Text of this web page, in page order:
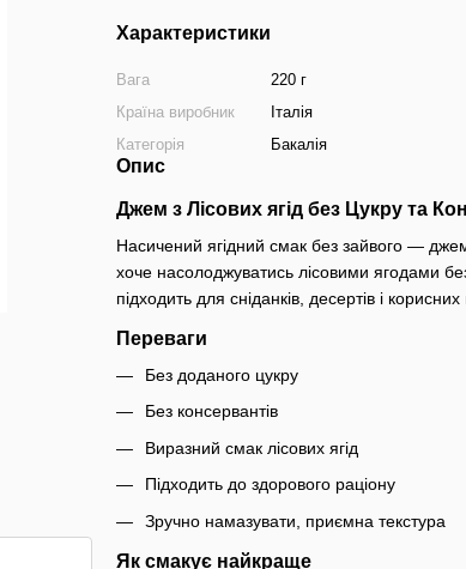
Характеристики
Вага
220 г
Країна виробник
Італія
Категорія
Бакалія
Опис
Джем з Лісових ягід без Цукру та
Насичений ягідний смак без зайвого —
хоче насолоджуватись лісовими ягодами
підходить для сніданків, десертів і корисних
Переваги
Без доданого цукру
Без консервантів
Виразний смак лісових ягід
Підходить до здорового раціону
Зручно намазувати, приємна текстура
Як смакує найкраще